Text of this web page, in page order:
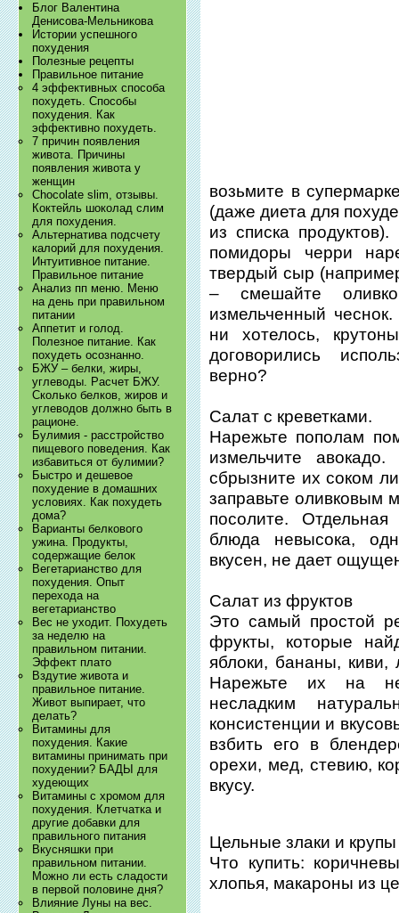
Блог Валентина
Денисова-Мельникова
Истории успешного
похудения
Полезные рецепты
Правильное питание
4 эффективных способа
похудеть. Способы
похудения. Как
эффективно похудеть.
7 причин появления
живота. Причины
появления живота у
женщин
Chocolate slim, отзывы.
Коктейль шоколад слим
для похудения.
Альтернатива подсчету
калорий для похудения.
Интуитивное питание.
Правильное питание
Анализ пп меню. Меню
на день при правильном
питании
Аппетит и голод.
Полезное питание. Как
похудеть осознанно.
БЖУ – белки, жиры,
углеводы. Расчет БЖУ.
Сколько белков, жиров и
углеводов должно быть в
рационе.
Булимия - расстройство
пищевого поведения. Как
избавиться от булимии?
Быстро и дешевое
похудение в домашних
условиях. Как похудеть
дома?
Варианты белкового
ужина. Продукты,
содержащие белок
Вегетарианство для
похудения. Опыт
перехода на
вегетарианство
Вес не уходит. Похудеть
за неделю на
правильном питании.
Эффект плато
Вздутие живота и
правильное питание.
Живот выпирает, что
делать?
Витамины для
похудения. Какие
витамины принимать при
похудении? БАДЫ для
худеющих
Витамины с хромом для
похудения. Клетчатка и
другие добавки для
правильного питания
Вкусняшки при
правильном питании.
Можно ли есть сладости
в первой половине дня?
Влияние Луны на вес.
возьмите в
(даже диета для
из списка
помидоры черри
твердый сыр
– смешайте
измельченный
ни хотелось,
договорились
верно?
Салат с креветками.
Нарежьте пополам
измельчите
сбрызните их соком
заправьте оливковым
посолите. Отдельная
блюда невысока,
вкусен, не дает
Салат из фруктов
Это самый простой
фрукты, которые
яблоки, бананы,
Нарежьте их на
несладким
консистенции и
взбить его в
орехи, мед, стевию,
вкусу.
Цельные злаки и крупы
Что купить:
хлопья, макароны из